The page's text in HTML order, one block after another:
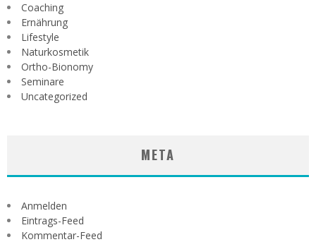
Coaching
Ernährung
Lifestyle
Naturkosmetik
Ortho-Bionomy
Seminare
Uncategorized
META
Anmelden
Eintrags-Feed
Kommentar-Feed